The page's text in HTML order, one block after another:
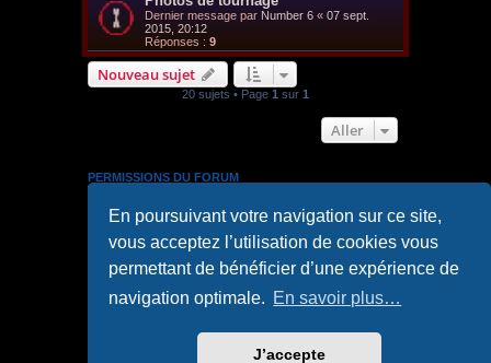
En poursuivant votre navigation sur ce site,
vous acceptez l’utilisation de cookies vous
permettant de bénéficier d’une expérience de
navigation optimale. En savoir plus…
J’accepte
Dernier message par Number 6 « 07 sept.
2015, 20:12
Réponses : 9
Nouveau sujet
20 sujets • Page 1 sur 1
Aller
PERMISSIONS DU FORUM
forum
ne pouvez pas
répondre aux sujets dans ce forum
Vousne pouvez pasmodifier vos messages dans ce
Vousne pouvez passupprimer vos messages dans ce
Vousne pouvez pastransférer de pièces jointes dans ce
Accueil du forum